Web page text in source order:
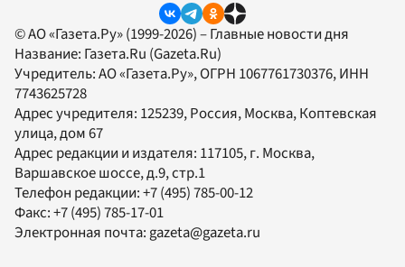
© АО «Газета.Ру» (1999-2026) – Главные новости дня
Название: Газета.Ru (Gazeta.Ru)
Учредитель:АО «Газета.Ру», ОГРН 1067761730376, ИНН
7743625728
Адрес учредителя: 125239, Россия, Москва, Коптевская
улица, дом 67
Адрес редакции и издателя: 117105, г. Москва,
Варшавское шоссе, д.9, стр.1
Телефон редакции:+7 (495) 785-00-12
Факс:+7 (495) 785-17-01
Электронная почта:gazeta@gazeta.ru